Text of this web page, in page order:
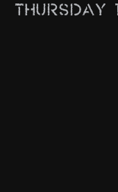
Thursday